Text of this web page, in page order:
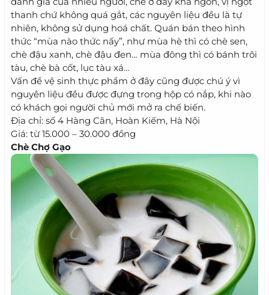
thanh chứ không quá gắt, các nguyên liệu đều là tự
nhiên, không sử dụng hoá chất. Quán bán theo hình
thức “mùa nào thức nấy”, như mùa hè thì có chè sen,
chè đậu xanh, chè đậu đen… mùa đông thì có bánh trôi
tàu, chè bà cốt, lục tàu xá…
Vấn đề vệ sinh thực phẩm ở đây cũng được chú ý vì
nguyên liệu đều được đựng trong hộp có nắp, khi nào
có khách gọi người chủ mới mở ra chế biến.
Địa chỉ: số 4 Hàng Cân, Hoàn Kiếm, Hà Nội
Giá: từ 15.000 – 30.000 đồng
Chè Chợ Gạo